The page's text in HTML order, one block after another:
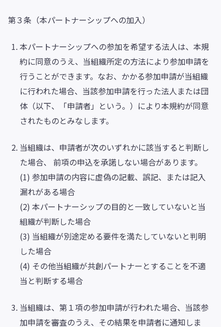
第３条（本パートナーシップへの加入）
本パートナーシップへの参加を希望する法人は、本規
約に同意のうえ、当組織所定の方法により参加申請を
行うことができます。なお、かかる参加申請が当組織
に行われた場合、当該参加申請を行った法人または団
体（以下、「申請者」という。）により本規約が同意
されたものとみなします。
当組織は、申請者が次のいずれかに該当すると判断し
た場合、 前項の申込を承諾しない場合があります。
(1) 参加申請の内容に虚偽の記載、誤記、または記入
漏れがある場合
(2) 本パートナーシップの目的と一致していないと当
組織が判断した場合
(3) 当組織が別途定める要件を満たしていないと判明
した場合
(4) その他当組織が共創パートナーとすることを不適
当と判断する場合
当組織は、第１項の参加申請が行われた場合、当該参
加申請を審査のうえ、その結果を申請者に通知しま